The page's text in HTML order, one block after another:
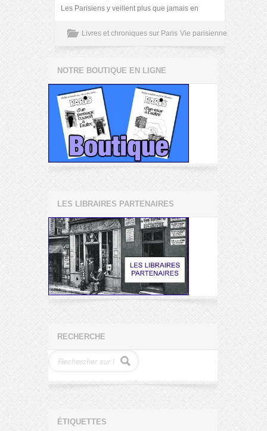
Les Parisiens y veillent plus que jamais en
Livres et chroniques sur Paris Vie parisienne
NOTRE BOUTIQUE EN LIGNE
LES LIBRAIRES PARTENAIRES
RECHERCHE
ÉTIQUETTES